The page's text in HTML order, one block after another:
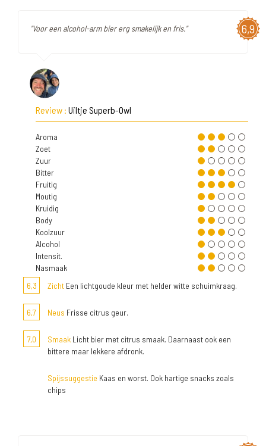
6,9
"Voor een alcohol-arm bier erg smakelijk en fris."
Review : Uiltje Superb-Owl
Aroma
Zoet
Zuur
Bitter
Fruitig
Moutig
Kruidig
Body
Koolzuur
Alcohol
Intensit.
Nasmaak
6,3
Zicht Een lichtgoude kleur met helder witte schuimkraag.
6,7 Neus Frisse citrus geur.
7,0 Smaak Licht bier met citrus smaak. Daarnaast ook een
bittere maar lekkere afdronk.
Spijssuggestie Kaas en worst. Ook hartige snacks zoals
chips